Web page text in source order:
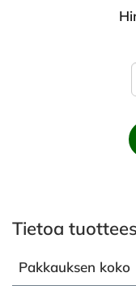
Tietoa
Pakkauksen koko